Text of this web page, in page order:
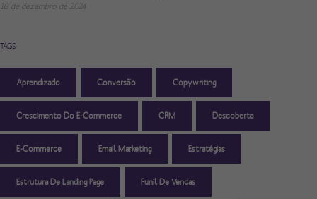
18 de dezembro de 2024
TAGS
Aprendizado Conversão Copywriting
Crescimento Do E-Commerce CRM Descoberta
E-Commerce Email Marketing Estratégias
Estrutura De Landing Page Funil De Vendas